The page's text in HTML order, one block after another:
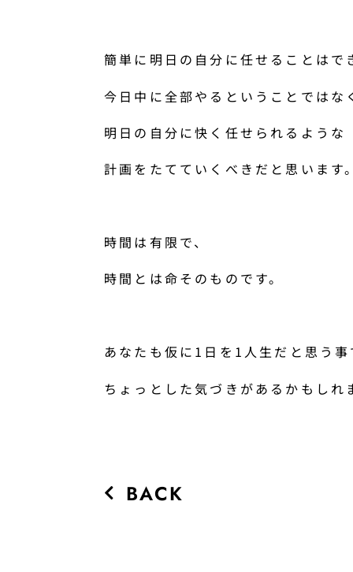
簡単に明日の自分に任せることはで
今日中に全部やるということではな
明日の自分に快く任せられるような
計画をたてていくべきだと思います
時間は有限で、
時間とは命そのものです。
あなたも仮に1日を1人生だと思う
ちょっとした気づきがあるかもし
BACK